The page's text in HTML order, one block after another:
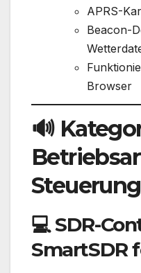
APRS-
Beacon-
Browser
🔊
Steuerung
💻SDR-
SmartSDR